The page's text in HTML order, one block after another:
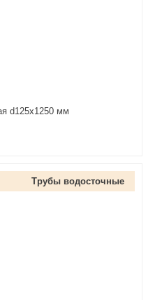
d125x1250 мм
Трубы водосточные